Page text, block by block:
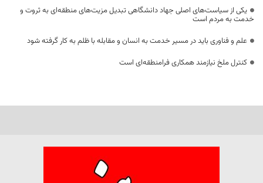
یکی از سیاست‌های اصلی جهاد دانشگاهی تبدیل مزیت‌های منطقه‌ای به ثروت و
خدمت به مردم است
علم و فناوری باید در مسیر خدمت به انسان و مقابله با ظلم به کار گرفته شود
کنترل ملخ نیازمند همکاری فرامنطقه‌ای است